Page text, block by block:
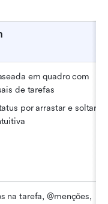
em quadro com
de tarefas
por arrastar e soltar;
na tarefa, @menções,